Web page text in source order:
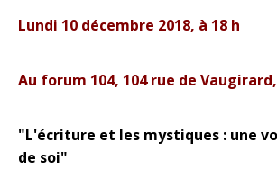
Lundi 10 décembre 2018, à 18 h
Au forum 104, 104 rue de Vaugirard,
"L'écriture et les mystiques : une
de soi"